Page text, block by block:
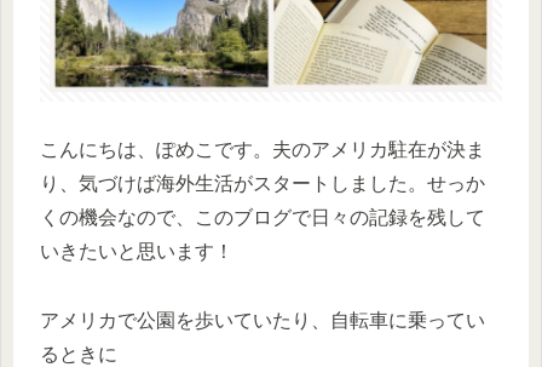
こんにちは、ぽめこです。夫のアメリカ駐在が決ま
り、気づけば海外生活がスタートしました。せっか
くの機会なので、このブログで日々の記録を残して
いきたいと思います！
アメリカで公園を歩いていたり、自転車に乗ってい
るときに